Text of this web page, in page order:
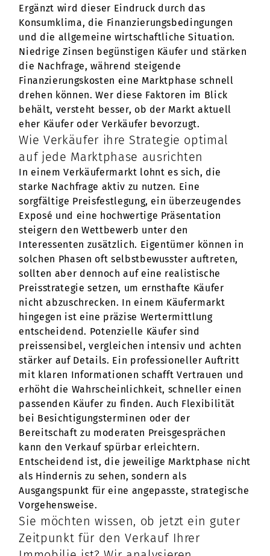
Ergänzt wird dieser Eindruck durch das
Konsumklima, die Finanzierungsbedingungen
und die allgemeine wirtschaftliche Situation.
Niedrige Zinsen begünstigen Käufer und stärken
die Nachfrage, während steigende
Finanzierungskosten eine Marktphase schnell
drehen können. Wer diese Faktoren im Blick
behält, versteht besser, ob der Markt aktuell
eher Käufer oder Verkäufer bevorzugt.
Wie Verkäufer ihre Strategie optimal
auf jede Marktphase ausrichten
In einem Verkäufermarkt lohnt es sich, die
starke Nachfrage aktiv zu nutzen. Eine
sorgfältige Preisfestlegung, ein überzeugendes
Exposé und eine hochwertige Präsentation
steigern den Wettbewerb unter den
Interessenten zusätzlich. Eigentümer können in
solchen Phasen oft selbstbewusster auftreten,
sollten aber dennoch auf eine realistische
Preisstrategie setzen, um ernsthafte Käufer
nicht abzuschrecken. In einem Käufermarkt
hingegen ist eine präzise Wertermittlung
entscheidend. Potenzielle Käufer sind
preissensibel, vergleichen intensiv und achten
stärker auf Details. Ein professioneller Auftritt
mit klaren Informationen schafft Vertrauen und
erhöht die Wahrscheinlichkeit, schneller einen
passenden Käufer zu finden. Auch Flexibilität
bei Besichtigungsterminen oder der
Bereitschaft zu moderaten Preisgesprächen
kann den Verkauf spürbar erleichtern.
Entscheidend ist, die jeweilige Marktphase nicht
als Hindernis zu sehen, sondern als
Ausgangspunkt für eine angepasste, strategische
Vorgehensweise.
Sie möchten wissen, ob jetzt ein guter
Zeitpunkt für den Verkauf Ihrer